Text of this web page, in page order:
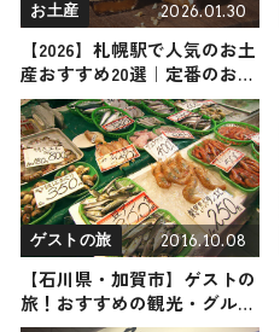
お土産 2026.01.30
【2026】札幌駅で人気のお土
産おすすめ20選｜定番のお菓
子からおしゃれなお土産・ば
らまき用まで幅広く紹介
ゲストの旅 2016.10.08
【石川県・加賀市】ゲストの
旅！おすすめの観光・グルメ
をご紹介